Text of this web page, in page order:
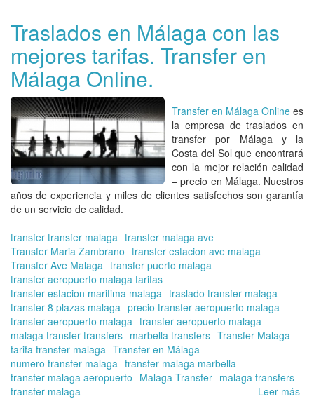
Traslados en Málaga con las
mejores tarifas. Transfer en
Málaga Online.
Transfer en Málaga Online es
la empresa detraslados en
transfer por Málaga y la
Costa del Sol que encontrará
con la mejor relación calidad
– precio en Málaga. Nuestros
años de experiencia y miles de clientes satisfechos son garantía
de un servicio de calidad.
transfer transfer malaga transfer malaga ave
Transfer Maria Zambrano transfer estacion ave malaga
Transfer Ave Malaga transfer puerto malaga
transfer aeropuerto malaga tarifas
transfer estacion maritima malaga traslado transfer malaga
transfer 8 plazas malaga precio transfer aeropuerto malaga
transfer aeropuerto malaga transfer aeropuerto malaga
malaga transfer transfers marbella transfers Transfer Malaga
tarifa transfer malaga Transfer en Málaga
numero transfer malaga transfer malaga marbella
transfer malaga aeropuerto Malaga Transfer malaga transfers
transfer malaga
Leer más